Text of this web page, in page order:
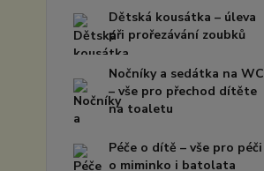
Dětská kousátka – úleva
při prořezávání zoubků
Nočníky a sedátka na WC
– vše pro přechod dítěte
na toaletu
Péče o dítě – vše pro péči
o miminko i batolata